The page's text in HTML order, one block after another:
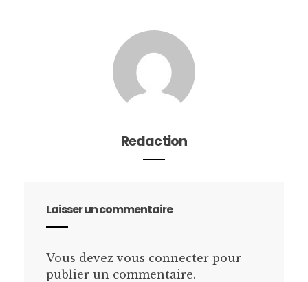
Redaction
Laisser un commentaire
Vous devezvous connecter pour
publier un commentaire.